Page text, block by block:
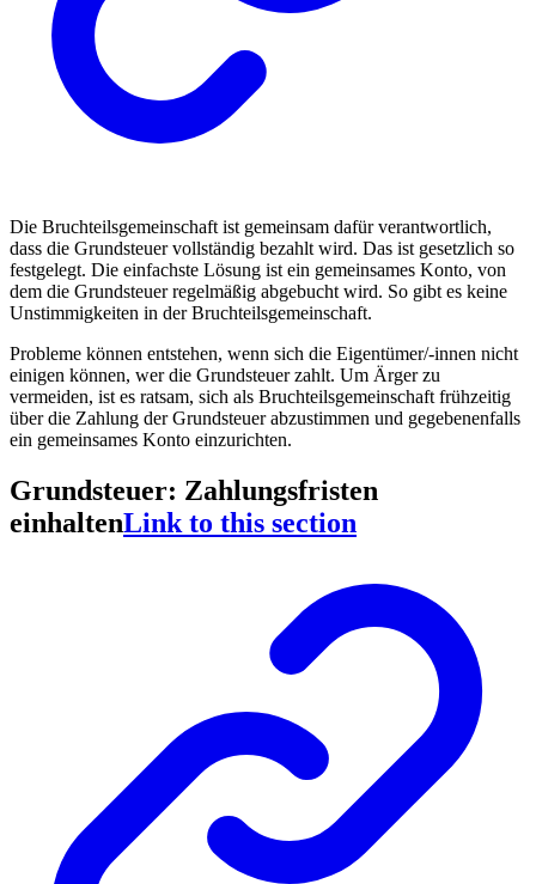
Die Bruchteilsgemeinschaft ist gemeinsam dafür verantwortlich,
dass die Grundsteuer vollständig bezahlt wird. Das ist gesetzlich so
festgelegt. Die einfachste Lösung ist ein gemeinsames Konto, von
dem die Grundsteuer regelmäßig abgebucht wird. So gibt es keine
Unstimmigkeiten in der Bruchteilsgemeinschaft.
Probleme können entstehen, wenn sich die Eigentümer/-innen nicht
einigen können, wer die Grundsteuer zahlt. Um Ärger zu
vermeiden, ist es ratsam, sich als Bruchteilsgemeinschaft frühzeitig
über die Zahlung der Grundsteuer abzustimmen und gegebenenfalls
ein gemeinsames Konto einzurichten.
Grundsteuer: Zahlungsfristen
einhaltenLink to this section